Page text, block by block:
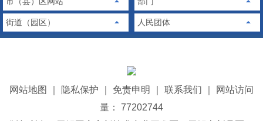
街道（园区） 人民团体
网站地图 隐私保护 免责申明 联系我们
网站访问
量： 77202744